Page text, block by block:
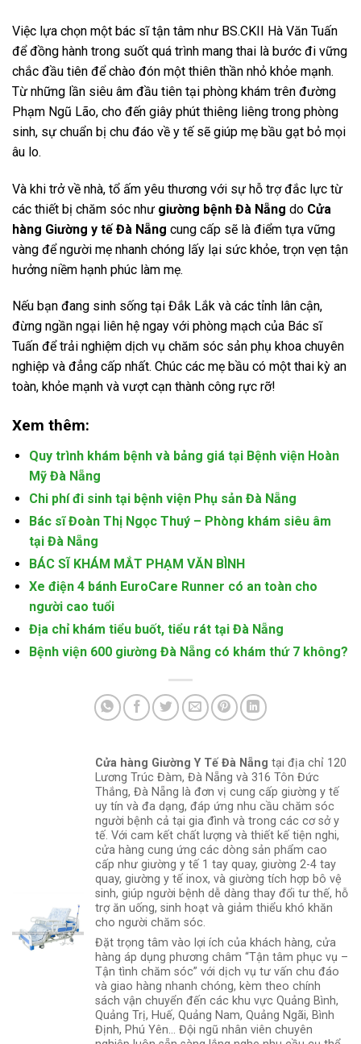
Việc lựa chọn một bác sĩ tận tâm như BS.CKII Hà Văn Tuấn
để đồng hành trong suốt quá trình mang thai là bước đi vững
chắc đầu tiên để chào đón một thiên thần nhỏ khỏe mạnh.
Từ những lần siêu âm đầu tiên tại phòng khám trên đường
Phạm Ngũ Lão, cho đến giây phút thiêng liêng trong phòng
sinh, sự chuẩn bị chu đáo về y tế sẽ giúp mẹ bầu gạt bỏ mọi
âu lo.
Và khi trở về nhà, tổ ấm yêu thương với sự hỗ trợ đắc lực từ
các thiết bị chăm sóc như giường bệnh Đà Nẵng do Cửa
hàng Giường y tế Đà Nẵng cung cấp sẽ là điểm tựa vững
vàng để người mẹ nhanh chóng lấy lại sức khỏe, trọn vẹn tận
hưởng niềm hạnh phúc làm mẹ.
Nếu bạn đang sinh sống tại Đắk Lắk và các tỉnh lân cận,
đừng ngần ngại liên hệ ngay với phòng mạch của Bác sĩ
Tuấn để trải nghiệm dịch vụ chăm sóc sản phụ khoa chuyên
nghiệp và đẳng cấp nhất. Chúc các mẹ bầu có một thai kỳ an
toàn, khỏe mạnh và vượt cạn thành công rực rỡ!
Xem thêm:
Quy trình khám bệnh và bảng giá tại Bệnh viện Hoàn
Mỹ Đà Nẵng
Chi phí đi sinh tại bệnh viện Phụ sản Đà Nẵng
Bác sĩ Đoàn Thị Ngọc Thuý – Phòng khám siêu âm
tại Đà Nẵng
BÁC SĨ KHÁM MẮT PHẠM VĂN BÌNH
Xe điện 4 bánh EuroCare Runner có an toàn cho
người cao tuổi
Địa chỉ khám tiểu buốt, tiểu rát tại Đà Nẵng
Bệnh viện 600 giường Đà Nẵng có khám thứ 7 không?
Cửa hàng Giường Y Tế Đà Nẵng tại địa chỉ 120
Lương Trúc Đàm, Đà Nẵng và 316 Tôn Đức
Thắng, Đà Nẵng là đơn vị cung cấp giường y tế
uy tín và đa dạng, đáp ứng nhu cầu chăm sóc
người bệnh cả tại gia đình và trong các cơ sở y
tế. Với cam kết chất lượng và thiết kế tiện nghi,
cửa hàng cung ứng các dòng sản phẩm cao
cấp như giường y tế 1 tay quay, giường 2-4 tay
quay, giường y tế inox, và giường tích hợp bô vệ
sinh, giúp người bệnh dễ dàng thay đổi tư thế, hỗ
trợ ăn uống, sinh hoạt và giảm thiểu khó khăn
cho người chăm sóc.
Đặt trọng tâm vào lợi ích của khách hàng, cửa
hàng áp dụng phương châm “Tận tâm phục vụ –
Tận tình chăm sóc” với dịch vụ tư vấn chu đáo
và giao hàng nhanh chóng, kèm theo chính
sách vận chuyển đến các khu vực Quảng Bình,
Quảng Trị, Huế, Quảng Nam, Quảng Ngãi, Bình
Định, Phú Yên... Đội ngũ nhân viên chuyên